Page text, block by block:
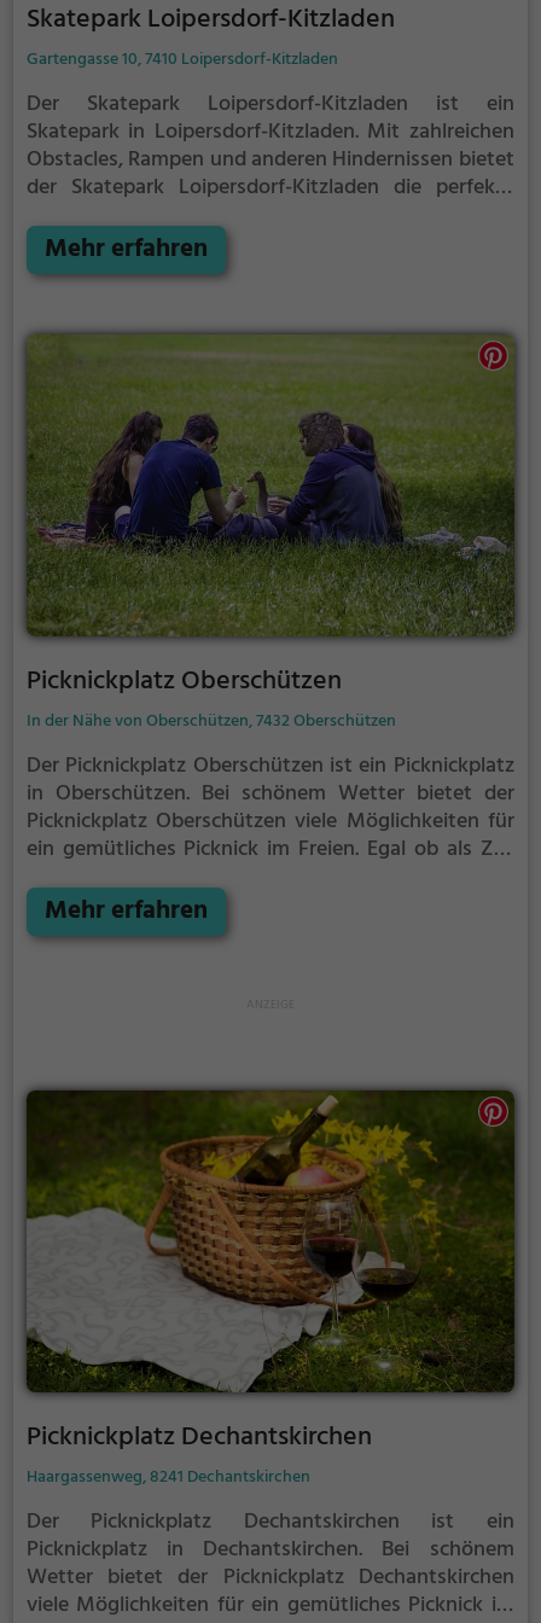
Skatepark Loipersdorf-Kitzladen
Gartengasse 10, 7410 Loipersdorf-Kitzladen
Der Skatepark Loipersdorf-Kitzladen ist ein
Skatepark in Loipersdorf-Kitzladen. Mit zahlreichen
Obstacles, Rampen und anderen Hindernissen bietet
der Skatepark Loipersdorf-Kitzladen die perfekte
stellen.
Mehr erfahren
Picknickplatz Oberschützen
In der Nähe von Oberschützen, 7432 Oberschützen
Der Picknickplatz Oberschützen ist ein Picknickplatz
in Oberschützen. Bei schönem Wetter bietet der
Picknickplatz Oberschützen viele Möglichkeiten für
ein gemütliches Picknick im Freien. Egal ob als Ziel
zwischendurch, der Picknickplatz Oberschützen ist
der perfekte Ort, um die Akkus wieder aufzutanken
Mehr erfahren
Picknickplatz Dechantskirchen
Haargassenweg, 8241 Dechantskirchen
Der Picknickplatz Dechantskirchen ist ein
Picknickplatz in Dechantskirchen. Bei schönem
Wetter bietet der Picknickplatz Dechantskirchen
viele Möglichkeiten für ein gemütliches Picknick im